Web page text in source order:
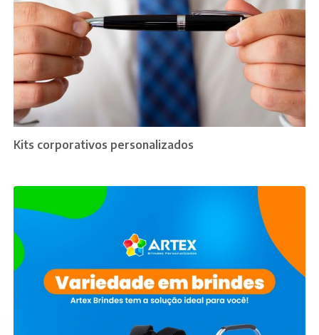
Kits corporativos personalizados